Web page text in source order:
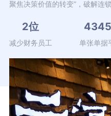
聚焦决策价值的转变”，破解连
2位
减少财务员工 单张单据